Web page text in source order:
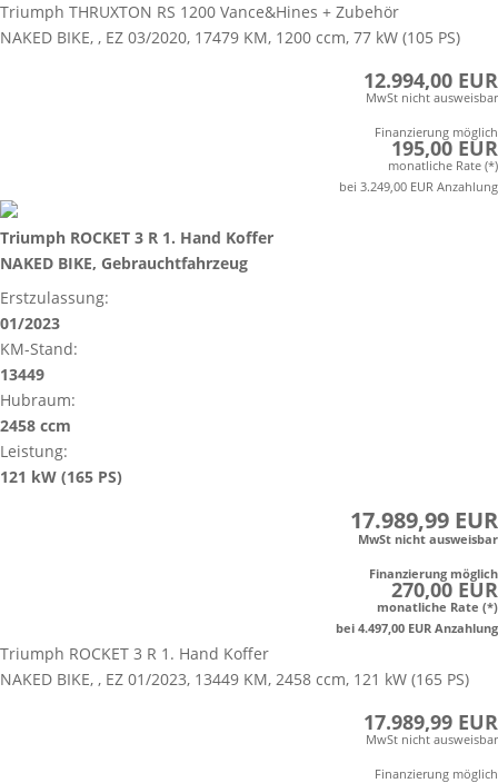
Triumph THRUXTON RS 1200 Vance&Hines + Zubehör
NAKED BIKE, , EZ 03/2020, 17479 KM, 1200 ccm, 77 kW (105 PS)
12.994,00 EUR
MwSt nicht ausweisbar
Finanzierung möglich
195,00 EUR
monatliche Rate (*)
bei 3.249,00 EUR Anzahlung
Triumph ROCKET 3 R 1. Hand Koffer
NAKED BIKE, Gebrauchtfahrzeug
Erstzulassung:
01/2023
KM-Stand:
13449
Hubraum:
2458 ccm
Leistung:
121 kW (165 PS)
17.989,99 EUR
MwSt nicht ausweisbar
Finanzierung möglich
270,00 EUR
monatliche Rate (*)
bei 4.497,00 EUR Anzahlung
Triumph ROCKET 3 R 1. Hand Koffer
NAKED BIKE, , EZ 01/2023, 13449 KM, 2458 ccm, 121 kW (165 PS)
17.989,99 EUR
MwSt nicht ausweisbar
Finanzierung möglich